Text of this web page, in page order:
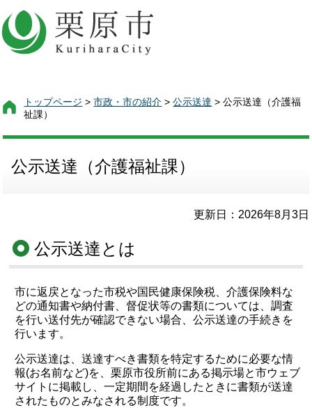
トップページ >市政・市の紹介 >公示送達 > 公示送達（介護福
祉課）
公示送達（介護福祉課）
更新日：2026年8月3日
公示送達とは
市に返戻となった市税や国民健康保険税、介護保険料な
どの通知書や納付書、督促状等の書類については、調査
を行い送付先が確認できない場合、公示送達の手続きを
行います。
公示送達は、送達すべき書類を特定するために必要な情
報(お名前など)を、栗原市役所前にある掲示場と市ウェブ
サイトに掲載し、一定期間を経過したときに書類が送達
されたものとみなされる制度です。